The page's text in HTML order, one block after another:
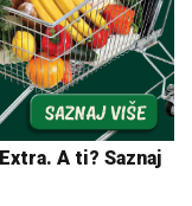
A ti? Saznaj